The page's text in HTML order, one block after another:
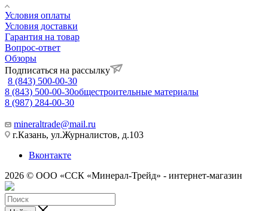
Условия оплаты
Условия доставки
Гарантия на товар
Вопрос-ответ
Обзоры
Подписаться на рассылку
8 (843) 500-00-30
8 (843) 500-00-30общестроительные материалы
8 (987) 284-00-30
mineraltrade@mail.ru
г.Казань, ул.Журналистов, д.103
Вконтакте
2026 © ООО «ССК «Минерал-Трейд» - интернет-магазин